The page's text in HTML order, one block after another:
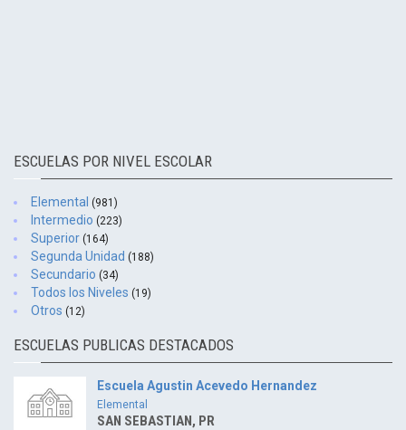
ESCUELAS POR NIVEL ESCOLAR
Elemental (981)
Intermedio (223)
Superior (164)
Segunda Unidad (188)
Secundario (34)
Todos los Niveles (19)
Otros (12)
ESCUELAS PUBLICAS DESTACADOS
Escuela Agustin Acevedo Hernandez
Elemental
SAN SEBASTIAN, PR